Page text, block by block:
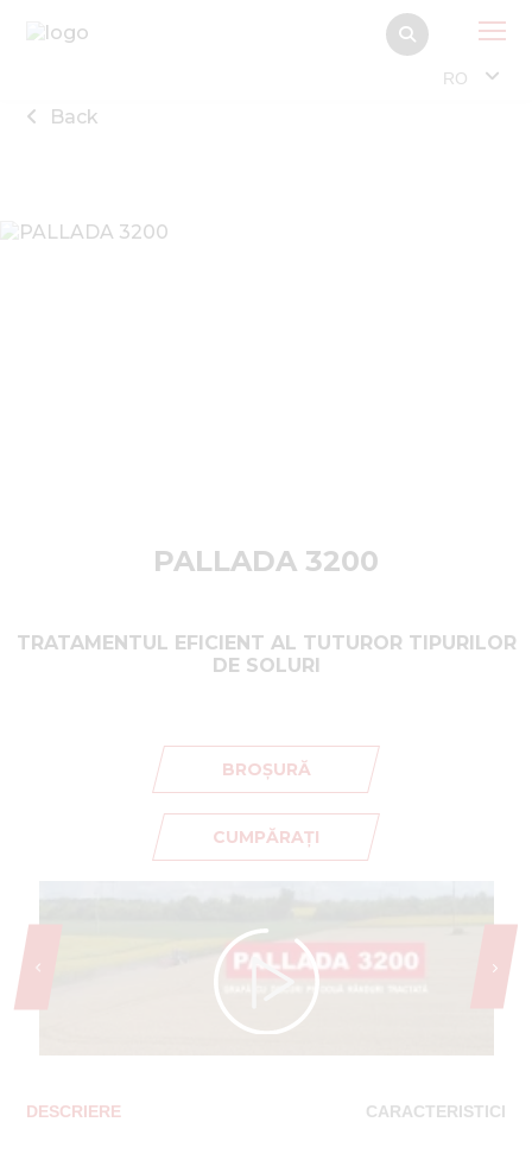
RO
Back
PALLADA 3200
TRATAMENTUL EFICIENT AL TUTUROR TIPURILOR
DE SOLURI
BROȘURĂ
CUMPĂRAȚI
DESCRIERE CARACTERISTICI